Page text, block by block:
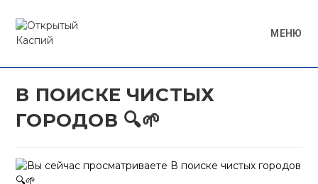
содержимому
МЕНЮ
В ПОИСКЕ ЧИСТЫХ
ГОРОДОВ 🔍🌱